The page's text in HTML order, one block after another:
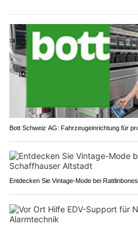
Bott Schweiz AG: Fahrzeugeinrichtung für
Entdecken Sie Vintage-Mode bei